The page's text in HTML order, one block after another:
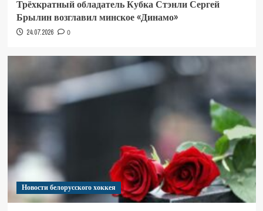
Трёхкратный обладатель Кубка Стэнли Сергей
Брылин возглавил минское «Динамо»
24.07.2026 0
Новости белорусского хоккея